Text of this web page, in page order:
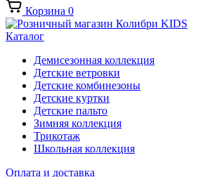
Корзина 0
Каталог
Демисезонная коллекция
Детские ветровки
Детские комбинезоны
Детские куртки
Детские пальто
Зимняя коллекция
Трикотаж
Школьная коллекция
Оплата и доставка